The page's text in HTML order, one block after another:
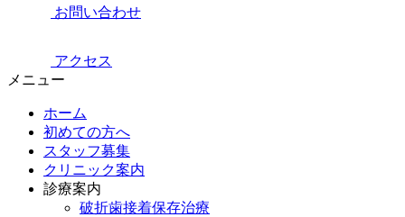
お問い合わせ
アクセス
メニュー
ホーム
初めての方へ
スタッフ募集
クリニック案内
診療案内
破折歯接着保存治療